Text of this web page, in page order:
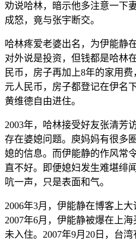
劝说哈林，暗示他多注意一下
成怒，竟与张宇断交。
哈林疼爱老婆出名，为伊能静
对外说是投资，但钱都是哈林
民币，房子再加上8年的家用
元人民币，房子都登记在伊名
黄维德自由进住。
2003年，哈林接受好友张清芳
存在婆媳问题。庾妈妈有很多
媳的信息。而伊能静的作风常
直不好。即便媳妇发生难堪绯
吭一声，只是表面和气。
2006年3月，伊能静在博客上大
2007年6月，伊能静被爆在上
未入住。2007年9月20日，台